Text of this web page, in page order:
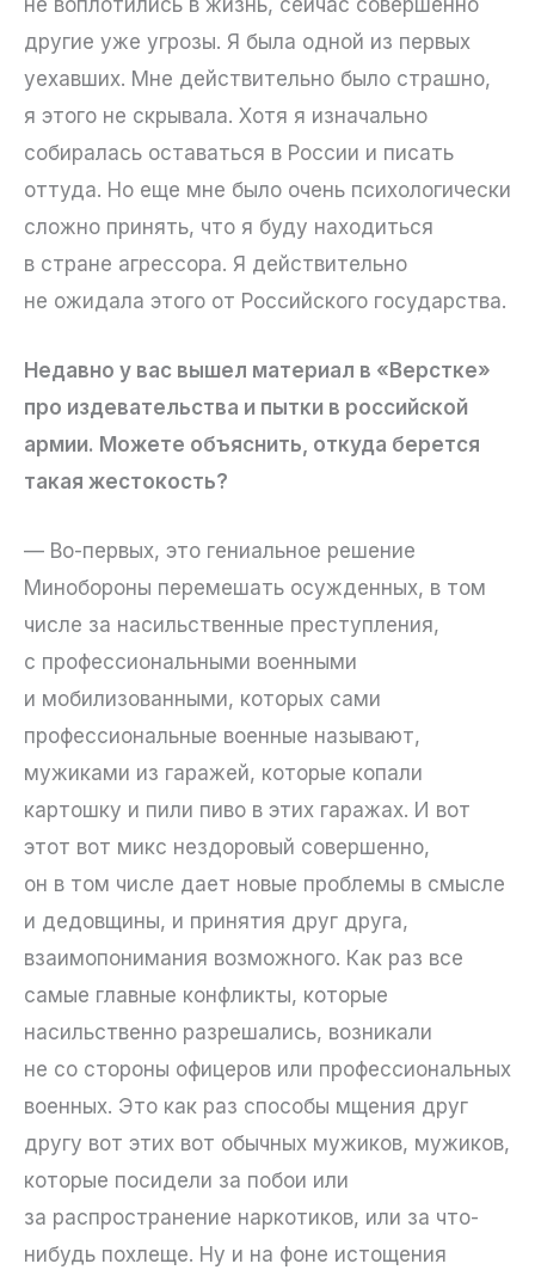
другие уже угрозы. Я была одной из первых
уехавших. Мне действительно было страшно,
я этого не скрывала. Хотя я изначально
собиралась оставаться в России и писать
оттуда. Но еще мне было очень психологически
сложно принять, что я буду находиться
в стране агрессора. Я действительно
не ожидала этого от Российского государства.
Недавно у вас вышел материал в «Верстке»
про издевательства и пытки в российской
армии. Можете объяснить, откуда берется
такая жестокость?
— Во-первых, это гениальное решение
Минобороны перемешать осужденных, в том
числе за насильственные преступления,
с профессиональными военными
и мобилизованными, которых сами
профессиональные военные называют,
мужиками из гаражей, которые копали
картошку и пили пиво в этих гаражах. И вот
этот вот микс нездоровый совершенно,
он в том числе дает новые проблемы в смысле
и дедовщины, и принятия друг друга,
взаимопонимания возможного. Как раз все
самые главные конфликты, которые
насильственно разрешались, возникали
не со стороны офицеров или профессиональных
военных. Это как раз способы мщения друг
другу вот этих вот обычных мужиков, мужиков,
которые посидели за побои или
за распространение наркотиков, или за что-
нибудь похлеще. Ну и на фоне истощения